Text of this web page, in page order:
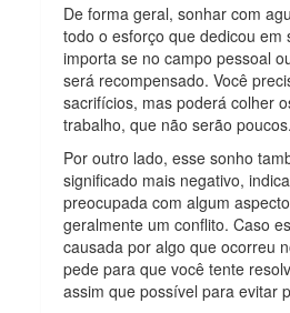
De forma geral, sonhar com
todo o esforço que dedicou em
importa se no campo pessoal
será recompensado. Você
sacrifícios, mas poderá colher
trabalho, que não serão poucos.
Por outro lado, esse sonho
significado mais negativo,
preocupada com algum
geralmente um conflito. Caso
causada por algo que ocorreu
pede para que você tente
assim que possível para evitar